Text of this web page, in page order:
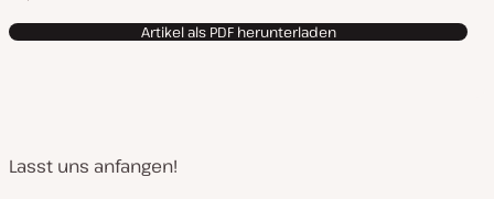
Artikel als PDF herunterladen
Lasst uns anfangen!